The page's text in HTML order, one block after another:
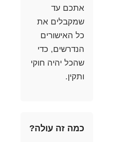
אתכם עד
שמקבלים את
כל האישורים
הנדרשים, כדי
שהכל יהיה חוקי
ותקין.
כמה זה עולה?